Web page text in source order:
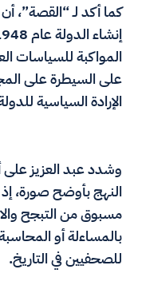
كما أكد لـ
المواكبة للسياسات
على السيطرة على
الإرادة السياسية
وشدد عبد العزيز
النهج بأوضح صورة،
مسبوق من التبجح
بالمساءلة أو
للصحفيين في التاريخ.